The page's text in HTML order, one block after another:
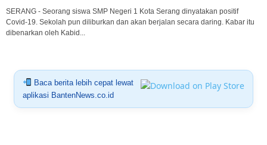
SERANG - Seorang siswa SMP Negeri 1 Kota Serang dinyatakan positif
Covid-19. Sekolah pun diliburkan dan akan berjalan secara daring. Kabar itu
dibenarkan oleh Kabid...
Baca berita lebih cepat lewat
aplikasi BantenNews.co.id